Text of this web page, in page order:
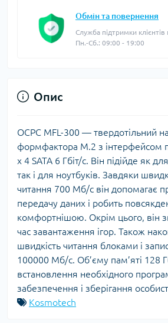
Обмін та повернення
Служба підтримки
Пн.-Сб.: 09:00 - 19:00
Опис
OCPC MFL-300 — твердотільний
формфактора M.2 з інтерфейсом
х 4 SATA 6 Гбіт/с. Він підійде як
так і для ноутбуків. Завдяки
читання 700 Мб/с він допомагає
передачу даних і робить
комфортнішою. Окрім цього, він
час завантаження ігор. Також
швидкість читання блоками і
100000 Мб/с. Об’єму пам’яті 128
встановлення необхідного
забезпечення і зберігання
Kosmotech